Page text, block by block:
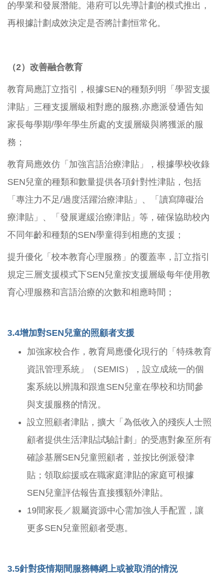
的學業和發展潛能。港府可以先導計劃的模式推出，
再根據計劃成效決定是否將計劃恒常化。
（2）改善融合教育
教育局應訂立指引，根據SEN的種類列明「學習支援
津貼」三種支援層級相對應的服務,亦應派發通告知
家長每學期/學年學生所處的支援層級與將獲派的服
務；
教育局應效仿「加強言語治療津貼」，根據學校收錄
SEN兒童的種類和數量提供各項針對性津貼，包括
「專注力不足/過度活躍治療津貼」、「讀寫障礙治
療津貼」、「發展遲緩治療津貼」等，確保協助校內
不同年齡和種類的SEN學童得到相應的支援；
提升優化「校本教育心理服務」的覆蓋率，訂立指引
規定三層支援模式下SEN兒童按支援層級每年使用教
育心理服務和言語治療的次數和相應時間；
3.4增加對SEN兒童的照顧者支援
加強家校合作，教育局應優化現行的「特殊教育
資訊管理系統」（SEMIS），設立成統一的個
案系統以辨識和跟進SEN兒童在學校和坊間參
與支援服務的情況。
設立照顧者津貼，擴大「為低收入的殘疾人士照
顧者提供生活津貼試驗計劃」的受惠對象至所有
確診基層SEN兒童照顧者，並按比例派發津
貼；領取綜援或在職家庭津貼的家庭可根據
SEN兒童評估報告直接獲額外津貼。
19間家長／親屬資源中心需加強人手配置，讓
更多SEN兒童照顧者受惠。
3.5針對疫情期間服務轉網上或被取消的情況